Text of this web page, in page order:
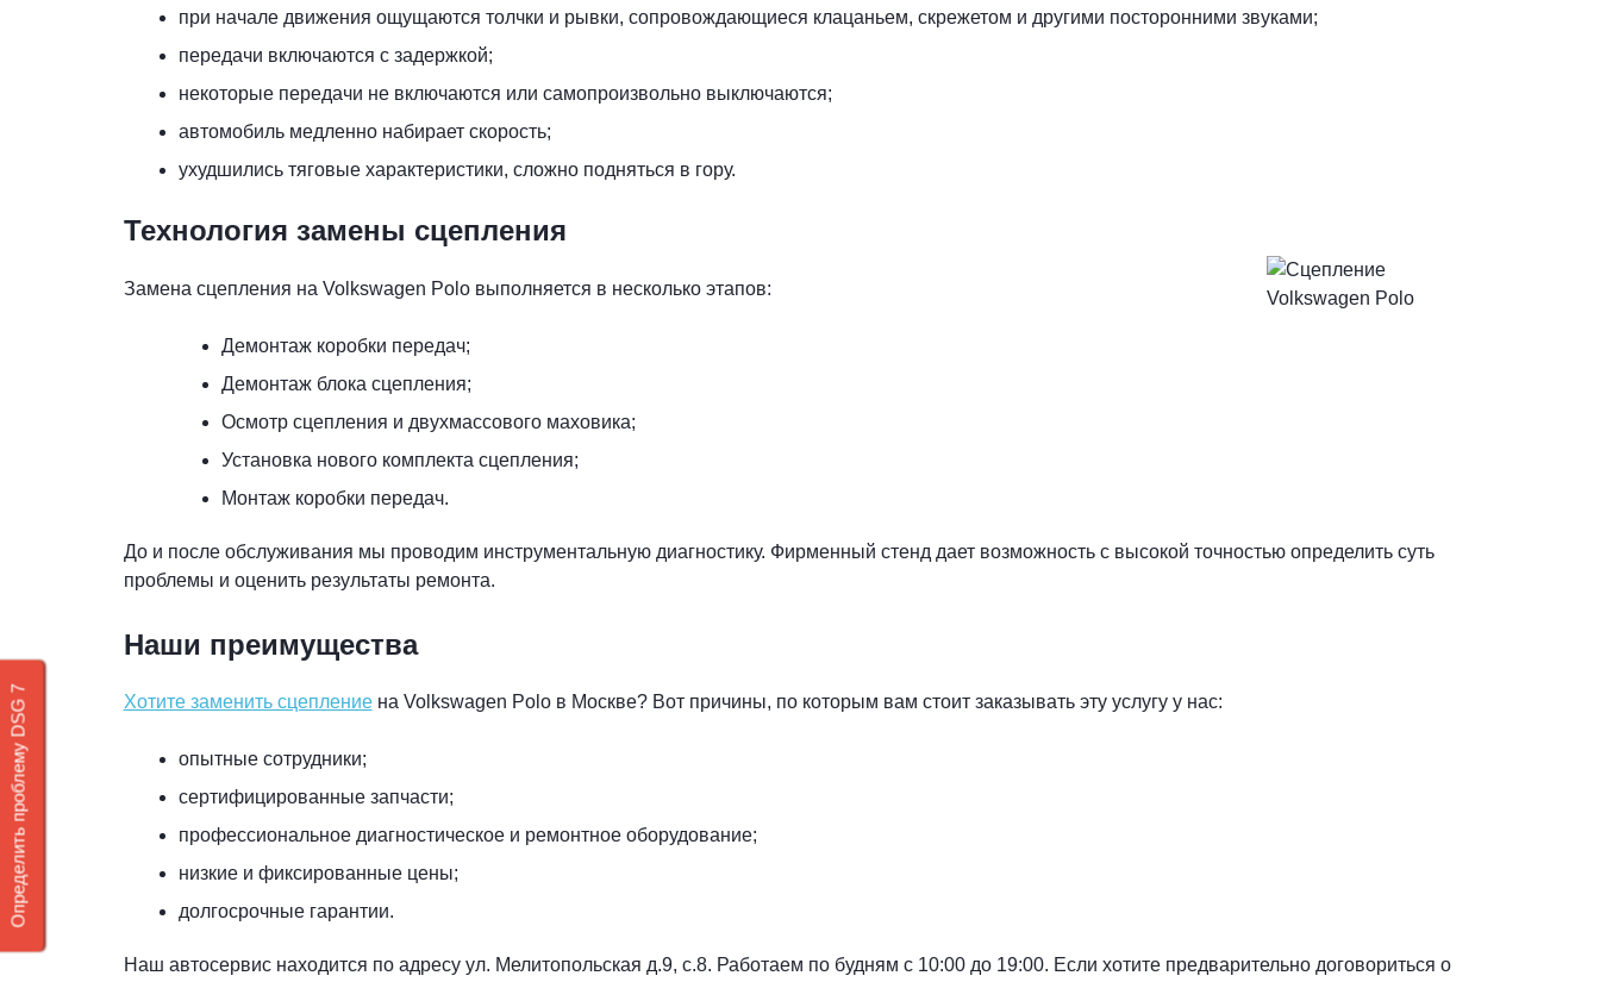
при начале движения ощущаются толчки и рывки, сопровождающиеся клацаньем, скрежетом и другими посторонними звуками;
передачи включаются с задержкой;
некоторые передачи не включаются или самопроизвольно выключаются;
автомобиль медленно набирает скорость;
ухудшились тяговые характеристики, сложно подняться в гору.
Технология замены сцепления
Замена сцепления на Volkswagen Polo выполняется в несколько этапов:
Демонтаж коробки передач;
Демонтаж блока сцепления;
Осмотр сцепления и двухмассового маховика;
Установка нового комплекта сцепления;
Монтаж коробки передач.
До и после обслуживания мы проводим инструментальную диагностику. Фирменный стенд дает возможность с высокой точностью определить суть
проблемы и оценить результаты ремонта.
Наши преимущества
Хотите заменить сцеплениена Volkswagen Polo в Москве? Вот причины, по которым вам стоит заказывать эту услугу у нас:
опытные сотрудники;
сертифицированные запчасти;
профессиональное диагностическое и ремонтное оборудование;
низкие и фиксированные цены;
долгосрочные гарантии.
Наш автосервис находится по адресу ул. Мелитопольская д.9, с.8. Работаем по будням с 10:00 до 19:00. Если хотите предварительно договориться о
Определить проблему DSG 7